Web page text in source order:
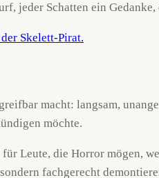
jeder Schatten ein
macht: langsam,
möchte.
Leute, die Horror mögen,
fachgerecht